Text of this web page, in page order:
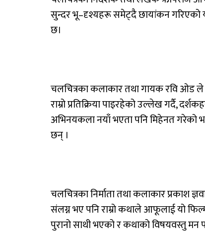
सुन्दर भू–दृश्यहरू समेट्दै छायांकन गरिएको
छ।
चलचित्रका कलाकार तथा गायक रवि ओड ले
राम्रो प्रतिक्रिया पाइरहेको उल्लेख गर्दै,
अभिनयकला नयाँ भएता पनि मिहेनत गरेको
छन् ।
चलचित्रका निर्माता तथा कलाकार प्रकाश
संलग्न भए पनि राम्रो कथाले आफूलाई यो
पुरानो साथी भएको र कथाको विषयवस्तु